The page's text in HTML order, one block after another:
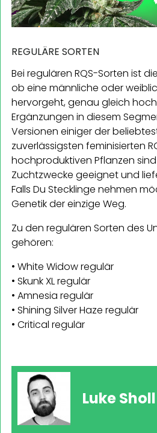
REGULÄRE SORTEN
Bei regulären RQS-Sorten ist
ob eine männliche oder
hervorgeht, genau gleich
Ergänzungen in diesem
Versionen einiger der
zuverlässigsten feminisierten
hochproduktiven Pflanzen
Zuchtzwecke geeignet und
Falls Du Stecklinge nehmen
Genetik der einzige Weg.
Zu den regulären Sorten des
gehören:
• White Widow regulär
• Skunk XL regulär
• Amnesia regulär
• Shining Silver Haze regulär
• Critical regulär
Luke Sholl